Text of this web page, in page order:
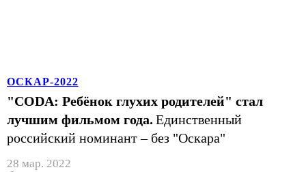
ОСКАР-2022
"CODA: Ребёнок глухих родителей" стал
лучшим фильмом года. Единственный
российский номинант – без "Оскара"
28 мар. 2022